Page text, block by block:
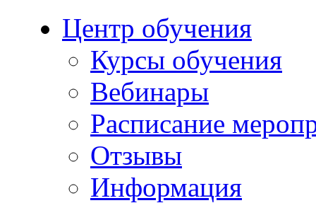
Центр обучения
Курсы обучения
Вебинары
Расписание
Отзывы
Информация